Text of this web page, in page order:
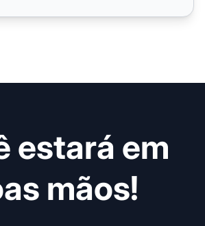
estará em
mãos!